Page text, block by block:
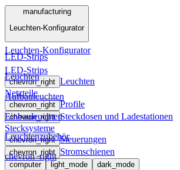
Menü
manufacturing
Leuchten-Konfigurator
LED-Strips
chevron_right Leuchten
Netzteile
chevron_right Profile
chevron_right Steckdosen und Ladestationen
Stecksysteme
chevron_right Steuerungen
chevron_right Stromschienen
computer light_mode
dark_mode
manufacturing
Leuchten-Konfigurator
LED-Strips
Leuchten
Aufbauleuchten
Einbauleuchten
Leuchtenzubehör
chevron_right